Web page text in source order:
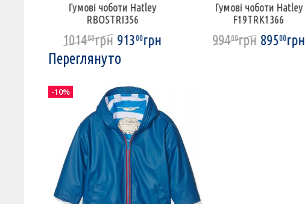
Гумові чоботи Hatley
RBOSTRI356
101400грн 91300грн
Гумові чоботи Hatley
F19TRK1366
99400грн 89500грн
Переглянуто
-10%